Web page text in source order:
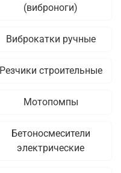
(виброноги)
Виброкатки ручные
Резчики строительные
Мотопомпы
Бетоносмесители
электрические